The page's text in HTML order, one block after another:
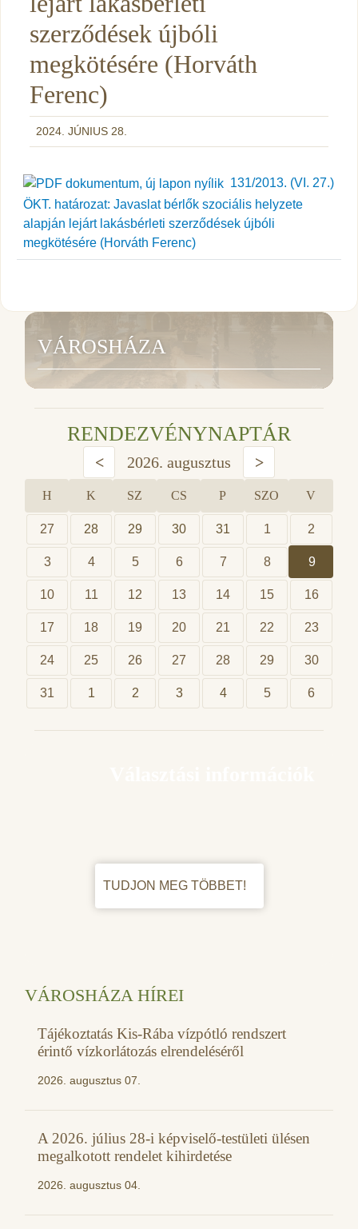
szerződések újbóli
megkötésére (Horváth
Ferenc)
2024. JÚNIUS 28.
131/2013. (VI. 27.)
ÖKT. határozat: Javaslat bérlők szociális helyzete
alapján lejárt lakásbérleti szerződések újbóli
megkötésére (Horváth Ferenc)
VÁROSHÁZA
RENDEZVÉNYNAPTÁR
< 2026. augusztus >
H K SZ CS P SZO V
27 28 29 30 31 1 2
3 4 5 6 7 8 9
10 11 12 13 14 15 16
17 18 19 20 21 22 23
24 25 26 27 28 29 30
31 1 2 3 4 5 6
TUDJON MEG TÖBBET!
VÁROSHÁZA HÍREI
Tájékoztatás Kis-Rába vízpótló rendszert
érintő vízkorlátozás elrendeléséről
2026. augusztus 07.
A 2026. július 28-i képviselő-testületi ülésen
megalkotott rendelet kihirdetése
2026. augusztus 04.